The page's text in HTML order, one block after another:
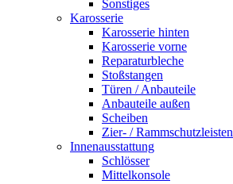
Sonstiges
Karosserie
Karosserie hinten
Karosserie vorne
Reparaturbleche
Stoßstangen
Türen / Anbauteile
Anbauteile außen
Scheiben
Zier- / Rammschutzleisten
Innenausstattung
Schlösser
Mittelkonsole